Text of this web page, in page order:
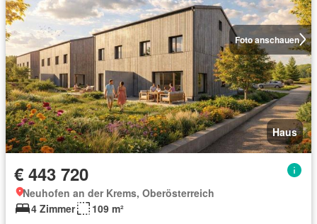
Foto anschauen
Haus
€ 443 720
Neuhofen an der Krems, Oberösterreich
4 Zimmer
109 m²